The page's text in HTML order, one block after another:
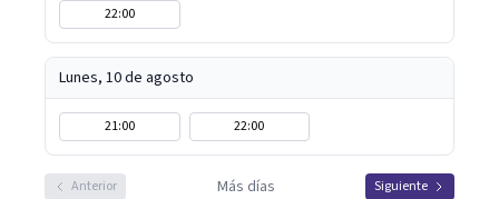
22:00
Lunes, 10 de agosto
21:00 22:00
Anterior Más días Siguiente